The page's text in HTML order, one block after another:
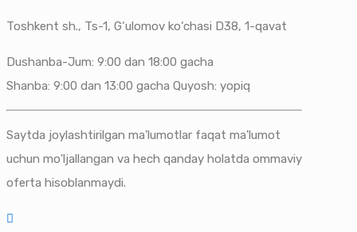
Toshkent sh., Ts-1, G‘ulomov ko‘chasi D38, 1-qavat
Dushanba-Jum: 9:00 dan 18:00 gacha
Shanba: 9:00 dan 13:00 gacha Quyosh: yopiq
Saytda joylashtirilgan ma'lumotlar faqat ma'lumot
uchun mo'ljallangan va hech qanday holatda ommaviy
oferta hisoblanmaydi.